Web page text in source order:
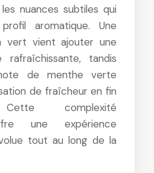
nuances subtiles qui
aromatique. Une
vert vient ajouter une
rafraîchissante, tandis
de menthe verte
de fraîcheur en fin
Cette complexité
une expérience
tout au long de la